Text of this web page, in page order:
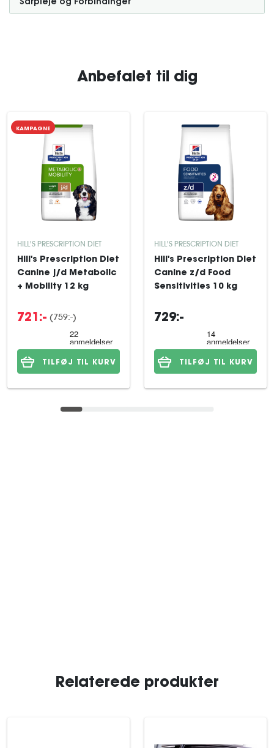
Sårpleje og Forbindinger
Anbefalet til dig
KAMPAGNE
HILL'S PRESCRIPTION DIET
Hill's Prescription Diet
Canine j/d Metabolic
+ Mobility 12 kg
721:- (759:-)
TILFØJ TIL KURV
HILL'S PRESCRIPTION DIET
Hill's Prescription Diet
Canine z/d Food
Sensitivities 10 kg
729:-
TILFØJ TIL KURV
Relaterede produkter